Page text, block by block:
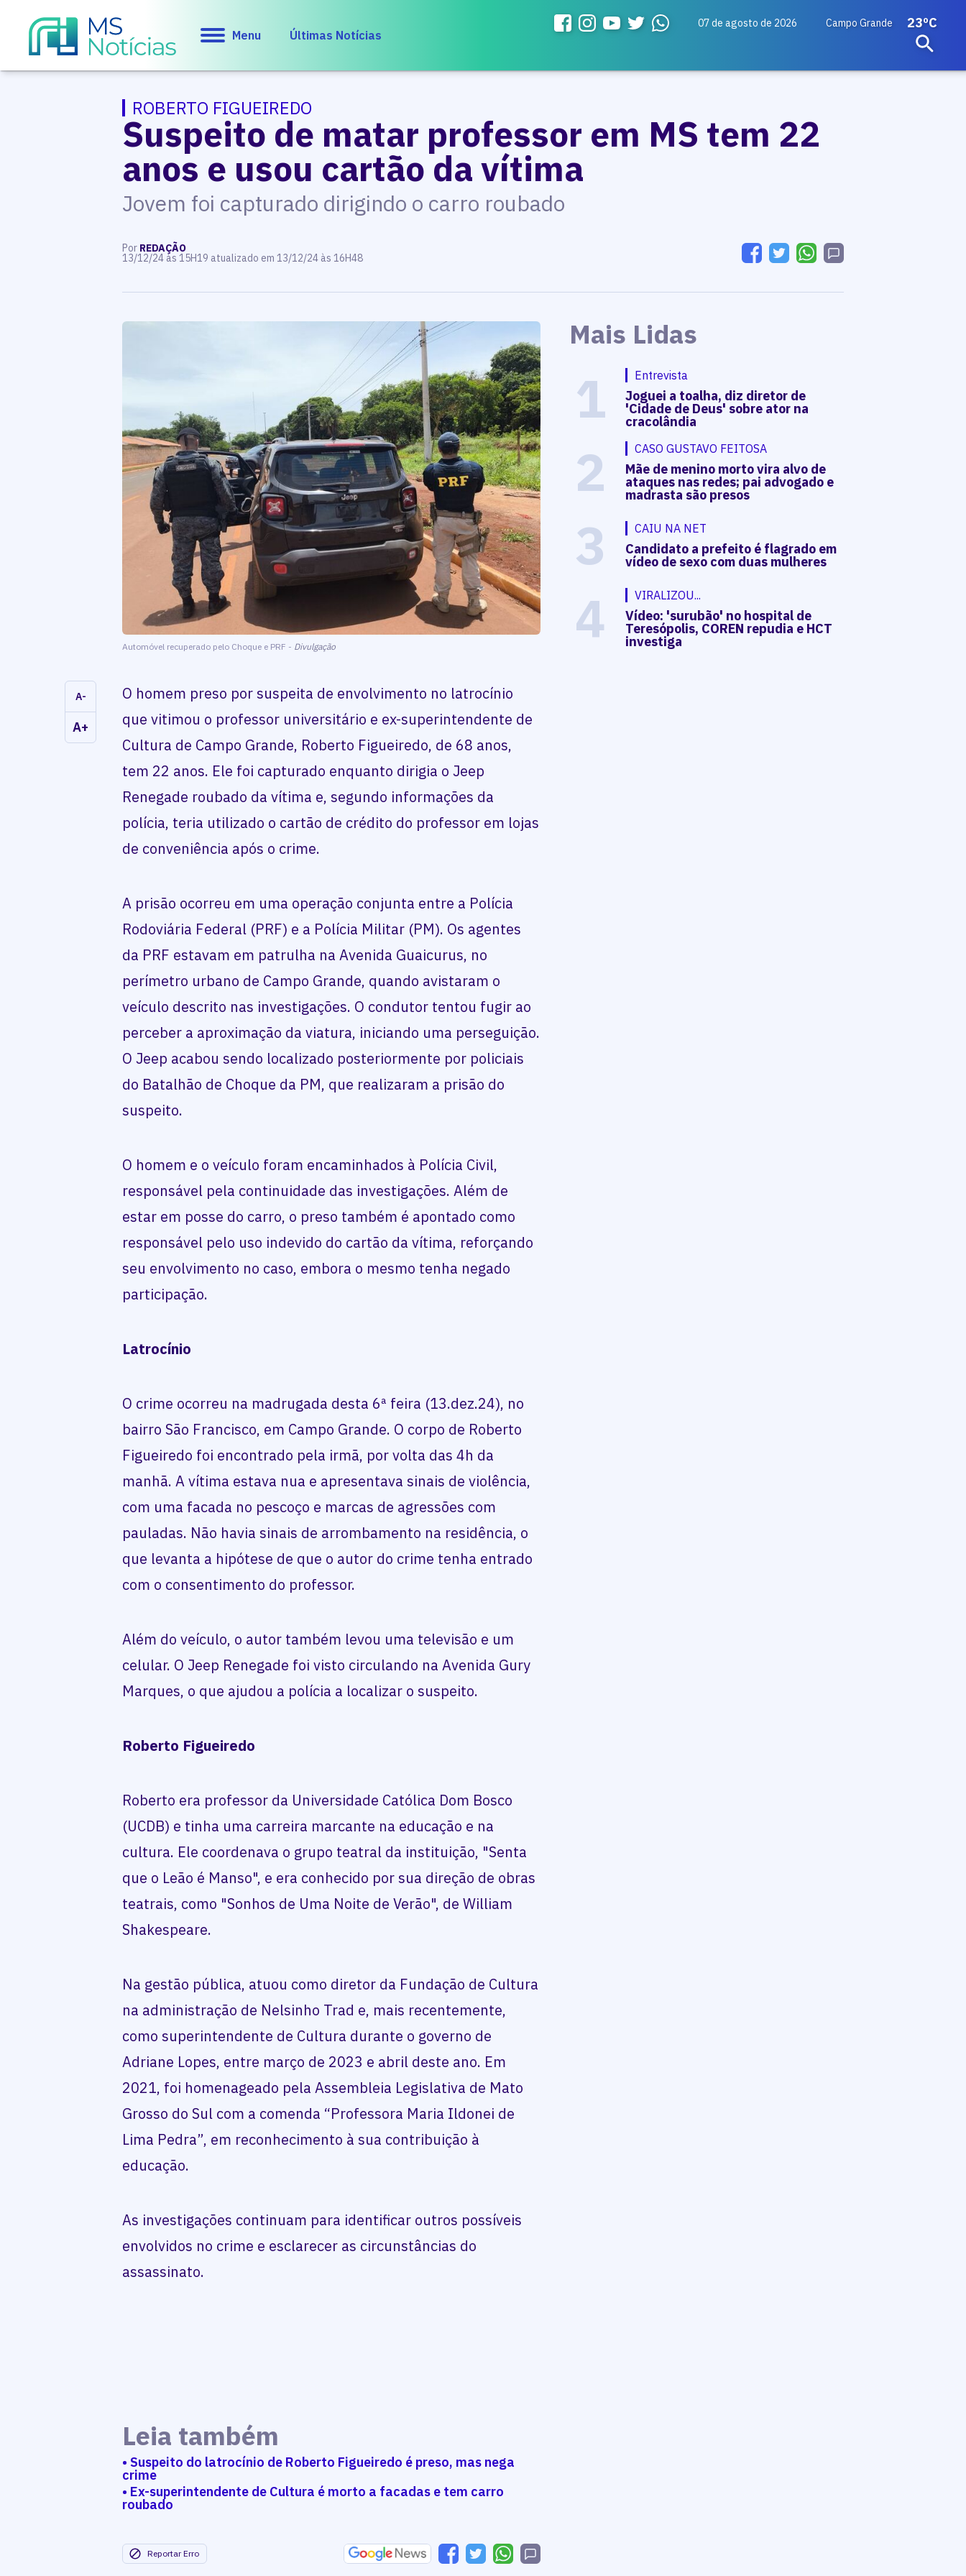
Menu Últimas Notícias
07 de agosto de 2026 Campo Grande 23ºC
ROBERTO FIGUEIREDO
Suspeito de matar professor em MS tem 22
anos e usou cartão da vítima
Jovem foi capturado dirigindo o carro roubado
Por REDAÇÃO
13/12/24 às 15H19 atualizado em 13/12/24 às 16H48
Automóvel recuperado pelo Choque e PRF - Divulgação
A-
A+
O homem preso por suspeita de envolvimento no latrocínio
que vitimou o professor universitário e ex-superintendente de
Cultura de Campo Grande, Roberto Figueiredo, de 68 anos,
tem 22 anos. Ele foi capturado enquanto dirigia o Jeep
Renegade roubado da vítima e, segundo informações da
polícia, teria utilizado o cartão de crédito do professor em lojas
de conveniência após o crime.
A prisão ocorreu em uma operação conjunta entre a Polícia
Rodoviária Federal (PRF) e a Polícia Militar (PM). Os agentes
da PRF estavam em patrulha na Avenida Guaicurus, no
perímetro urbano de Campo Grande, quando avistaram o
veículo descrito nas investigações. O condutor tentou fugir ao
perceber a aproximação da viatura, iniciando uma perseguição.
O Jeep acabou sendo localizado posteriormente por policiais
do Batalhão de Choque da PM, que realizaram a prisão do
suspeito.
O homem e o veículo foram encaminhados à Polícia Civil,
responsável pela continuidade das investigações. Além de
estar em posse do carro, o preso também é apontado como
responsável pelo uso indevido do cartão da vítima, reforçando
seu envolvimento no caso, embora o mesmo tenha negado
participação.
Latrocínio
O crime ocorreu na madrugada desta 6ª feira (13.dez.24), no
bairro São Francisco, em Campo Grande. O corpo de Roberto
Figueiredo foi encontrado pela irmã, por volta das 4h da
manhã. A vítima estava nua e apresentava sinais de violência,
com uma facada no pescoço e marcas de agressões com
pauladas. Não havia sinais de arrombamento na residência, o
que levanta a hipótese de que o autor do crime tenha entrado
com o consentimento do professor.
Além do veículo, o autor também levou uma televisão e um
celular. O Jeep Renegade foi visto circulando na Avenida Gury
Marques, o que ajudou a polícia a localizar o suspeito.
Roberto Figueiredo
Roberto era professor da Universidade Católica Dom Bosco
(UCDB) e tinha uma carreira marcante na educação e na
cultura. Ele coordenava o grupo teatral da instituição, "Senta
que o Leão é Manso", e era conhecido por sua direção de obras
teatrais, como "Sonhos de Uma Noite de Verão", de William
Shakespeare.
Na gestão pública, atuou como diretor da Fundação de Cultura
na administração de Nelsinho Trad e, mais recentemente,
como superintendente de Cultura durante o governo de
Adriane Lopes, entre março de 2023 e abril deste ano. Em
2021, foi homenageado pela Assembleia Legislativa de Mato
Grosso do Sul com a comenda “Professora Maria Ildonei de
Lima Pedra”, em reconhecimento à sua contribuição à
educação.
As investigações continuam para identificar outros possíveis
envolvidos no crime e esclarecer as circunstâncias do
assassinato.
Leia também
• Suspeito do latrocínio de Roberto Figueiredo é preso, mas nega
crime
• Ex-superintendente de Cultura é morto a facadas e tem carro
roubado
Reportar Erro
Mais Lidas
1 Entrevista
Joguei a toalha, diz diretor de
'Cidade de Deus' sobre ator na
cracolândia
2 CASO GUSTAVO FEITOSA
Mãe de menino morto vira alvo de
ataques nas redes; pai advogado e
madrasta são presos
3 CAIU NA NET
Candidato a prefeito é flagrado em
vídeo de sexo com duas mulheres
4 VIRALIZOU...
Vídeo: 'surubão' no hospital de
Teresópolis, COREN repudia e HCT
investiga